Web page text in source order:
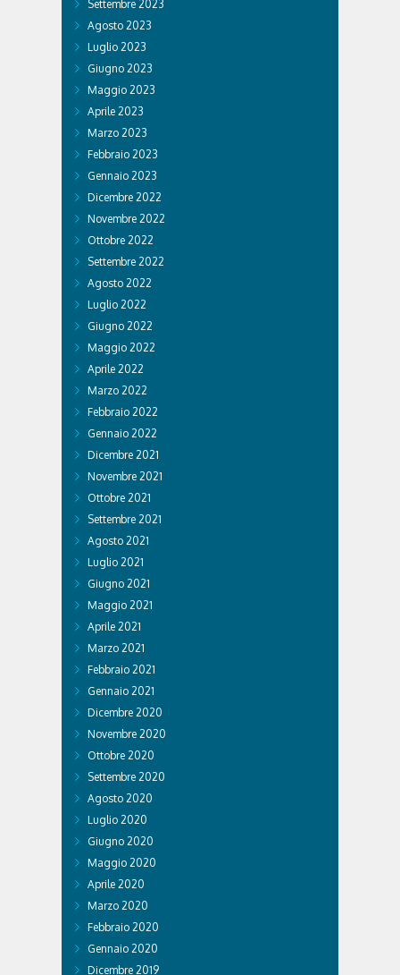
Settembre 2023
Agosto 2023
Luglio 2023
Giugno 2023
Maggio 2023
Aprile 2023
Marzo 2023
Febbraio 2023
Gennaio 2023
Dicembre 2022
Novembre 2022
Ottobre 2022
Settembre 2022
Agosto 2022
Luglio 2022
Giugno 2022
Maggio 2022
Aprile 2022
Marzo 2022
Febbraio 2022
Gennaio 2022
Dicembre 2021
Novembre 2021
Ottobre 2021
Settembre 2021
Agosto 2021
Luglio 2021
Giugno 2021
Maggio 2021
Aprile 2021
Marzo 2021
Febbraio 2021
Gennaio 2021
Dicembre 2020
Novembre 2020
Ottobre 2020
Settembre 2020
Agosto 2020
Luglio 2020
Giugno 2020
Maggio 2020
Aprile 2020
Marzo 2020
Febbraio 2020
Gennaio 2020
Dicembre 2019